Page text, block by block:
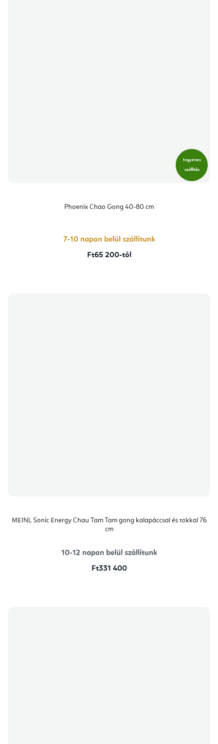
Ingyenes
szállítás
Phoenix Chao Gong 40-80 cm
7-10 napon belül szállítunk
Ft65 200-tól
MEINL Sonic Energy Chau Tam Tam gong kalapáccsal és tokkal 76
cm
10-12 napon belül szállítunk
Ft331 400